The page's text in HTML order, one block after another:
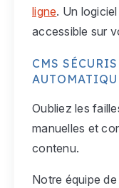
ligne. Un
accessible sur
CMS
Oubliez les
manuelles et
contenu.
Notre équipe